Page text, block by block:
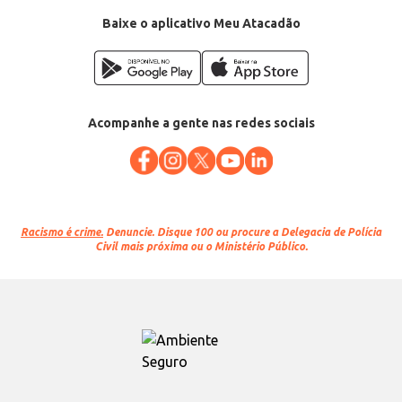
Baixe o aplicativo Meu Atacadão
Acompanhe a gente nas redes sociais
Racismo é crime. Denuncie. Disque 100 ou procure a Delegacia de Polícia
Civil mais próxima ou o Ministério Público.